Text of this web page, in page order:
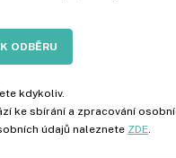
ODBĚRU
kdykoliv.
ke sbírání a zpracování
údajů naleznete ZDE